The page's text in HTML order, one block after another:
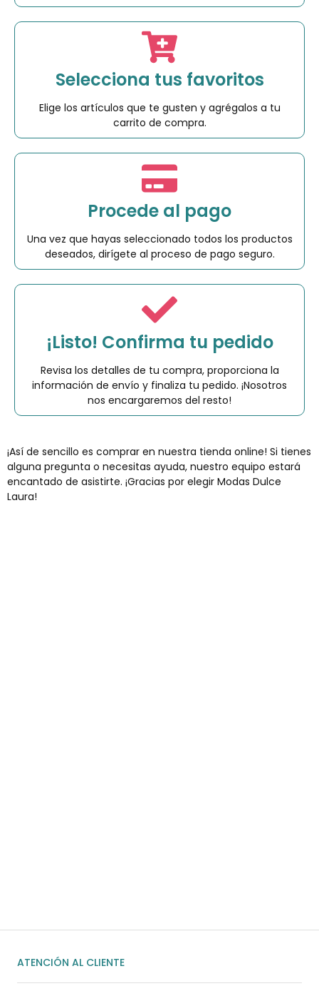
Selecciona tus favoritos
Elige los artículos que te gusten y agrégalos a tu
carrito de compra.
Procede al pago
Una vez que hayas seleccionado todos los productos
deseados, dirígete al proceso de pago seguro.
¡Listo! Confirma tu pedido
Revisa los detalles de tu compra, proporciona la
información de envío y finaliza tu pedido. ¡Nosotros
nos encargaremos del resto!
¡Así de sencillo es comprar en nuestra tienda online! Si tienes
alguna pregunta o necesitas ayuda, nuestro equipo estará
encantado de asistirte. ¡Gracias por elegir Modas Dulce
Laura!
ATENCIÓN AL CLIENTE